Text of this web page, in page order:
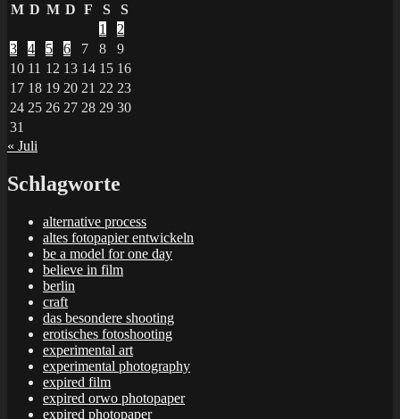
M D M D F S
S
1
2
3
4 5 6 7 8
9
10 11 12 13 14 15 16
17 18 19 20 21 22 23
24 25 26 27 28 29 30
31
« Juli
Schlagworte
alternative process
altes fotopapier entwickeln
be a model for one day
believe in film
berlin
craft
das besondere shooting
erotisches fotoshooting
experimental art
experimental photography
expired film
expired orwo photopaper
expired photopaper